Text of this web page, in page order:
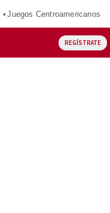
Juegos Centroamericanos
REGÍSTRATE